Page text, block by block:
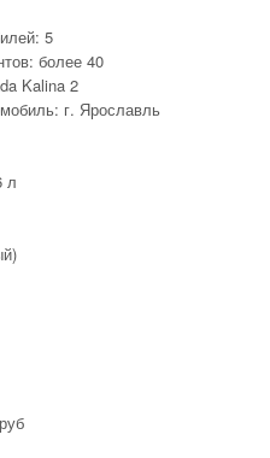
5
более 40
Kalina 2
г. Ярославль
л